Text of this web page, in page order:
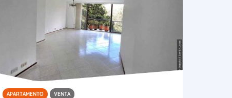
APARTAMENTO VENTA